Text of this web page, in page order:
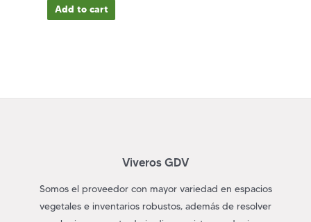
Add to cart
Viveros GDV
Somos el proveedor con mayor variedad en espacios
vegetales e inventarios robustos, además de resolver